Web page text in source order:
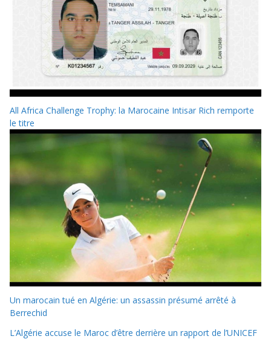
All Africa Challenge Trophy: la Marocaine Intisar Rich remporte
le titre
Un marocain tué en Algérie: un assassin présumé arrêté à
Berrechid
L’Algérie accuse le Maroc d’être derrière un rapport de l’UNICEF